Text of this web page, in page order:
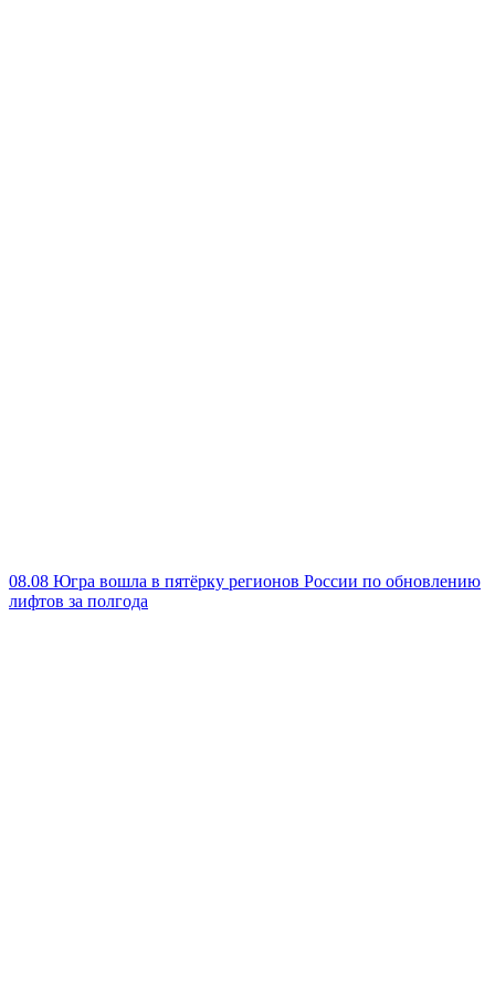
08.08 Югра вошла в пятёрку регионов России по обновлению
лифтов за полгода